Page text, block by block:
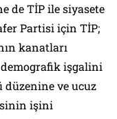
de TİP ile siyasete
Partisi için TİP;
kanatları
işgalini
ve ucuz
işini